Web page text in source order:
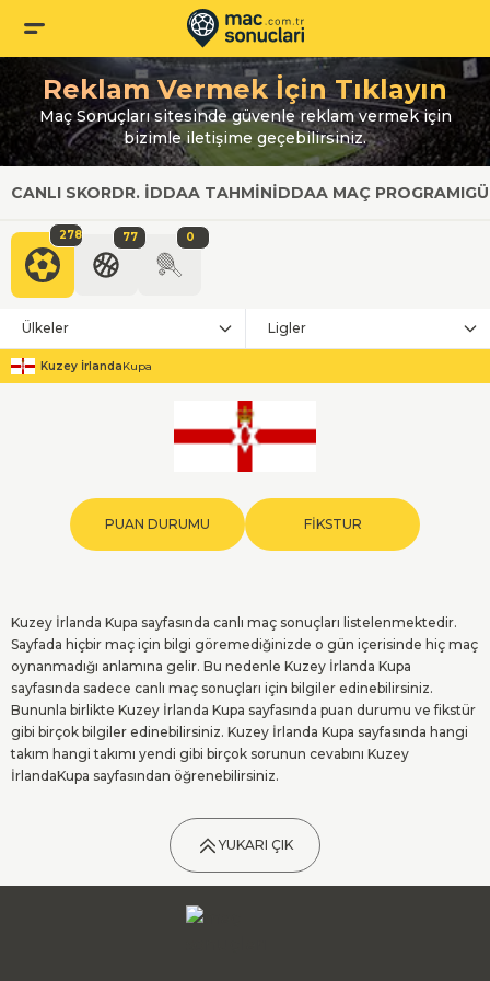
Reklam Vermek İçin Tıklayın
Maç Sonuçları sitesinde güvenle reklam vermek için
bizimle iletişime geçebilirsiniz.
CANLI SKORDR. İDDAA TAHMINİDDAA MAÇ PROGRAMI
278 77 0
Ülkeler Ligler
Kuzey İrlandaKupa
PUAN DURUMU FİKSTUR
Kuzey İrlanda Kupa sayfasında canlı maç sonuçları listelenmektedir.
Sayfada hiçbir maç için bilgi göremediğinizde o gün içerisinde hiç maç
oynanmadığı anlamına gelir. Bu nedenle Kuzey İrlanda Kupa
sayfasında sadece canlı maç sonuçları için bilgiler edinebilirsiniz.
Bununla birlikte Kuzey İrlanda Kupa sayfasında puan durumu ve fikstür
gibi birçok bilgiler edinebilirsiniz. Kuzey İrlanda Kupa sayfasında hangi
takım hangi takımı yendi gibi birçok sorunun cevabını Kuzey
İrlandaKupa sayfasından öğrenebilirsiniz.
YUKARI ÇIK